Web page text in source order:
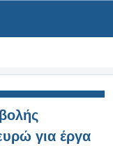
για έργα